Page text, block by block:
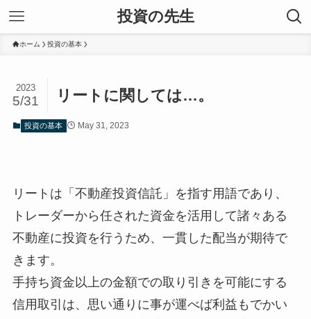
投資の先生
ホーム 投資の基本
リートに関しては…。
2023
5/31
投資の基本 May 31, 2023
リートは「不動産投資信託」を指す用語であり、
トレーダーから任された資金を活用して諸々ある
不動産に投資を行うため、一貫した配当が期待で
きます。
手持ち資金以上の金額での取り引きを可能にする
信用取引は、思い通りに事が運べば利益もでかい